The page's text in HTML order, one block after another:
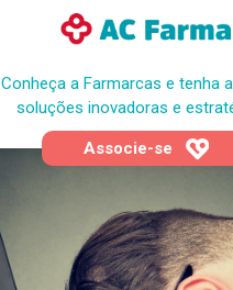
Conheça a Farmarcas e tenha
soluções inovadoras e
Associe-se